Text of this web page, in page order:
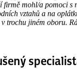
firmě mohl/a pomoci s
vztahů a na
trochu jiném oboru.